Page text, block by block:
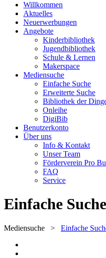
Willkommen
Aktuelles
Neuerwerbungen
Angebote
Kinderbibliothek
Jugendbibliothek
Schule & Lernen
Makerspace
Mediensuche
Einfache Suche
Erweiterte Suche
Bibliothek der
Onleihe
DigiBib
Benutzerkonto
Über uns
Info & Kontakt
Unser Team
Förderverein Pro
FAQ
Service
Einfache Suche
Mediensuche > Einfache